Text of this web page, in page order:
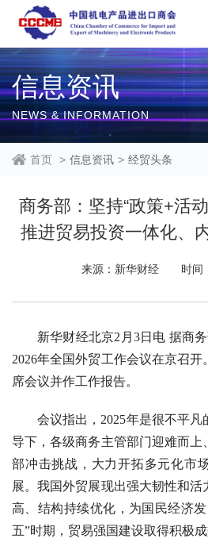
信息资讯
NEWS & INFORMATION
首页 > 信息资讯 > 经贸头条
商务部：坚持“政策+活
推进贸易投资一体化、
来源：新华财经 时间
新华财经北京2月3日电 据商
2026年全国外贸工作会议在京召
席会议并作工作报告。
会议指出，2025年是很不平
导下，各级商务主管部门迎难而上
部冲击挑战，大力开拓多元化市
展。我国外贸展现出强大韧性和
高、结构持续优化，为国民经济
五”时期，贸易强国建设取得积极成